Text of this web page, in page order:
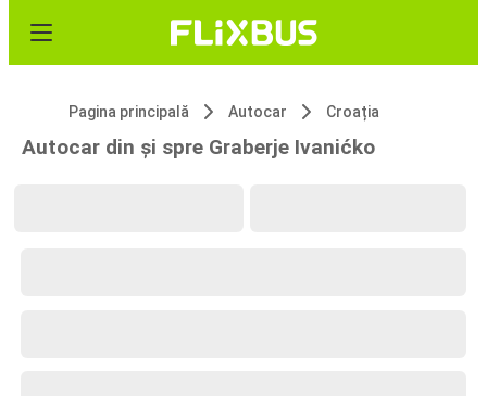
Pagina principală Autocar Croația
Autocar din și spre Graberje Ivanićko